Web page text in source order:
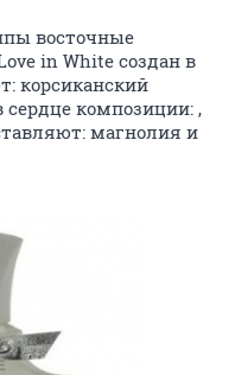
восточные
in White создан в
корсиканский
композиции: ,
магнолия и